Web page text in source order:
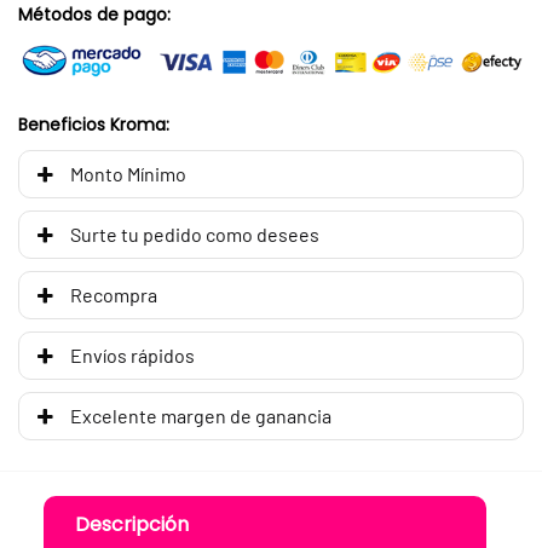
Métodos de pago:
Beneficios Kroma:
Monto Mínimo
Surte tu pedido como desees
Recompra
Envíos rápidos
Excelente margen de ganancia
Descripción